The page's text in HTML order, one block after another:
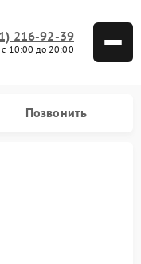
216-92-39
с 10:00 до 20:00
Позвонить